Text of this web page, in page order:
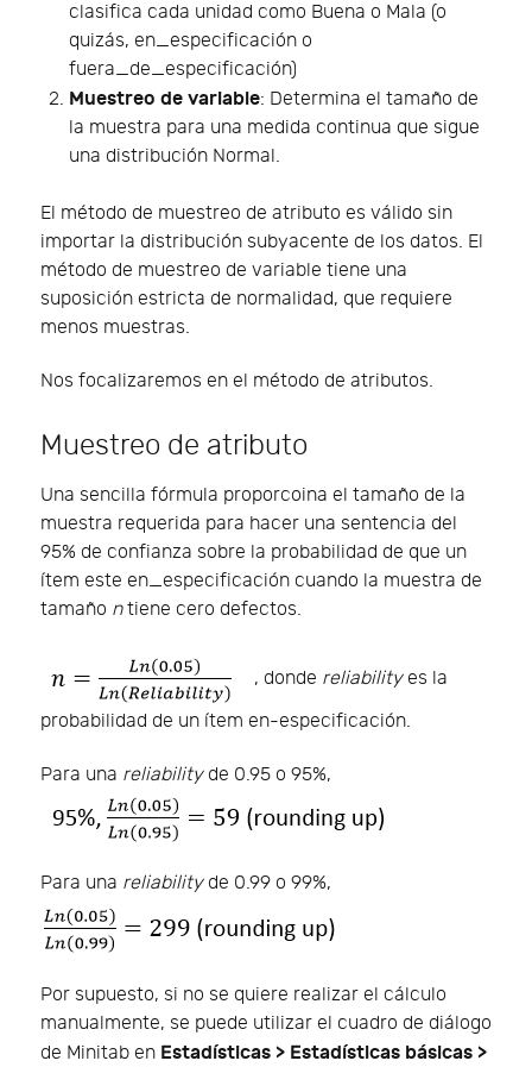
clasifica cada unidad como Buena o Mala (o
quizás, en_especificación o
fuera_de_especificación)
Muestreo de variable: Determina el tamaño de
la muestra para una medida continua que sigue
una distribución Normal.
El método de muestreo de atributo es válido sin
importar la distribución subyacente de los datos. El
método de muestreo de variable tiene una
suposición estricta de normalidad, que requiere
menos muestras.
Nos focalizaremos en el método de atributos.
Muestreo de atributo
Una sencilla fórmula proporcoina el tamaño de la
muestra requerida para hacer una sentencia del
95% de confianza sobre la probabilidad de que un
ítem este en_especificación cuando la muestra de
tamaño ntiene cero defectos.
, donde reliabilityes la
probabilidad de un ítem en-especificación.
Para una reliabilityde 0.95 o 95%,
Para una reliabilityde 0.99 o 99%,
Por supuesto, si no se quiere realizar el cálculo
manualmente, se puede utilizar el cuadro de diálogo
de Minitab en Estadísticas > Estadísticas básicas >